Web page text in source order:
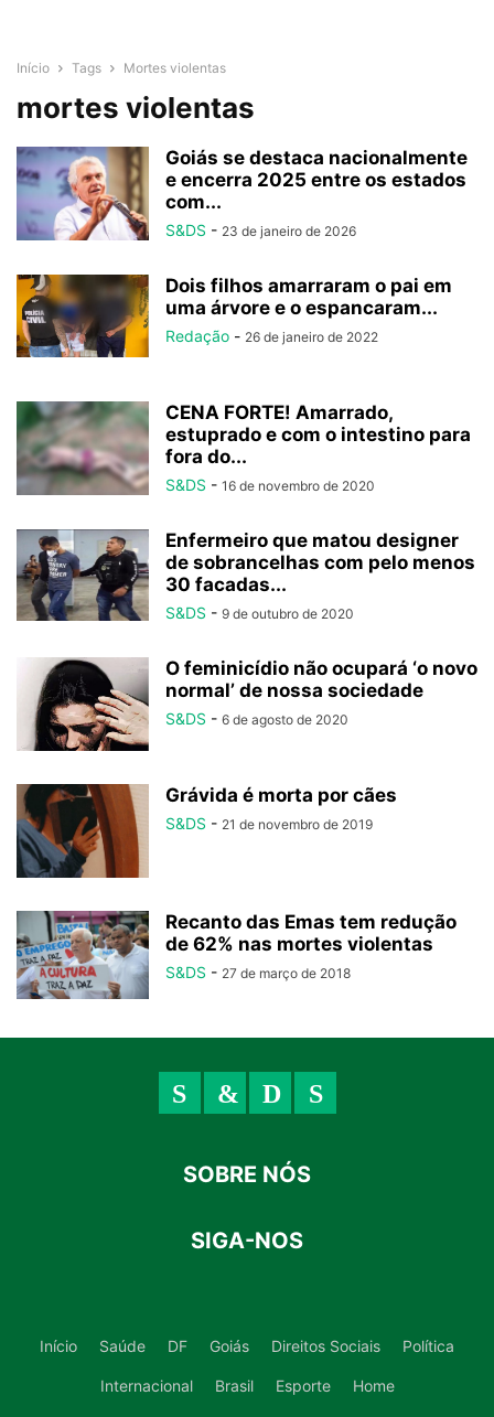
Início Tags Mortes violentas
mortes violentas
Goiás se destaca nacionalmente
e encerra 2025 entre os estados
com...
S&DS - 23 de janeiro de 2026
Dois filhos amarraram o pai em
uma árvore e o espancaram...
Redação - 26 de janeiro de 2022
CENA FORTE! Amarrado,
estuprado e com o intestino para
fora do...
S&DS - 16 de novembro de 2020
Enfermeiro que matou designer
de sobrancelhas com pelo menos
30 facadas...
S&DS - 9 de outubro de 2020
O feminicídio não ocupará ‘o novo
normal’ de nossa sociedade
S&DS - 6 de agosto de 2020
Grávida é morta por cães
S&DS - 21 de novembro de 2019
Recanto das Emas tem redução
de 62% nas mortes violentas
S&DS - 27 de março de 2018
SOBRE NÓS
SIGA-NOS
Início Saúde DF Goiás Direitos Sociais Política
Internacional Brasil Esporte Home